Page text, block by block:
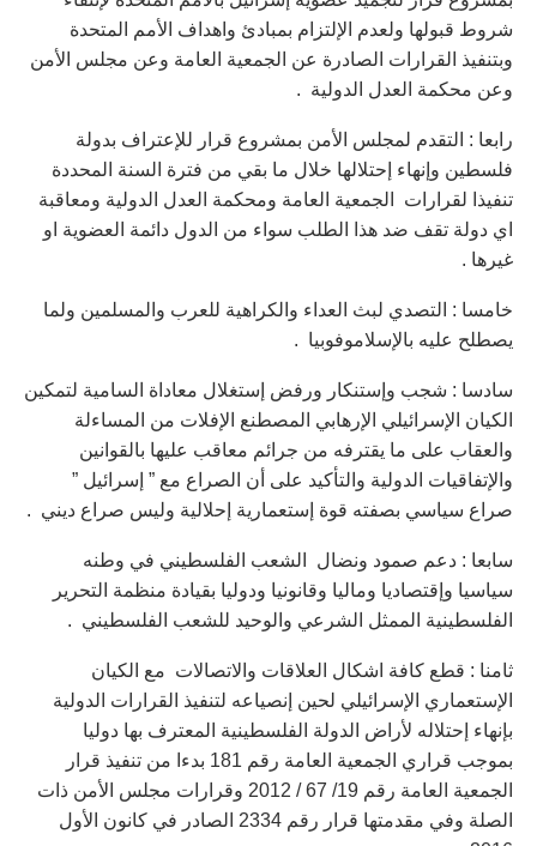
شروط قبولها ولعدم الإلتزام بمبادئ واهداف الأمم المتحدة
وبتنفيذ القرارات الصادرة عن الجمعية العامة وعن مجلس الأمن
وعن محكمة العدل الدولية .
رابعا : التقدم لمجلس الأمن بمشروع قرار للإعتراف بدولة
فلسطين وإنهاء إحتلالها خلال ما بقي من فترة السنة المحددة
تنفيذا لقرارات الجمعية العامة ومحكمة العدل الدولية ومعاقبة
اي دولة تقف ضد هذا الطلب سواء من الدول دائمة العضوية او
غيرها .
خامسا : التصدي لبث العداء والكراهية للعرب والمسلمين ولما
يصطلح عليه بالإسلاموفوبيا .
سادسا : شجب وإستنكار ورفض إستغلال معاداة السامية لتمكين
الكيان الإسرائيلي الإرهابي المصطنع الإفلات من المساءلة
والعقاب على ما يقترفه من جرائم معاقب عليها بالقوانين
والإتفاقيات الدولية والتأكيد على أن الصراع مع ” إسرائيل ”
صراع سياسي بصفته قوة إستعمارية إحلالية وليس صراع ديني .
سابعا : دعم صمود ونضال الشعب الفلسطيني في وطنه
سياسيا وإقتصاديا وماليا وقانونيا ودوليا بقيادة منظمة التحرير
الفلسطينية الممثل الشرعي والوحيد للشعب الفلسطيني .
ثامنا : قطع كافة اشكال العلاقات والاتصالات مع الكيان
الإستعماري الإسرائيلي لحين إنصياعه لتنفيذ القرارات الدولية
بإنهاء إحتلاله لأراض الدولة الفلسطينية المعترف بها دوليا
بموجب قراري الجمعية العامة رقم 181 بدءا من تنفيذ قرار
الجمعية العامة رقم 19/ 67 / 2012 وقرارات مجلس الأمن ذات
الصلة وفي مقدمتها قرار رقم 2334 الصادر في كانون الأول